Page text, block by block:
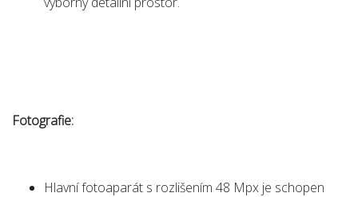
Fotografie:
Hlavní fotoaparát s rozlišením 48 Mpx je schopen